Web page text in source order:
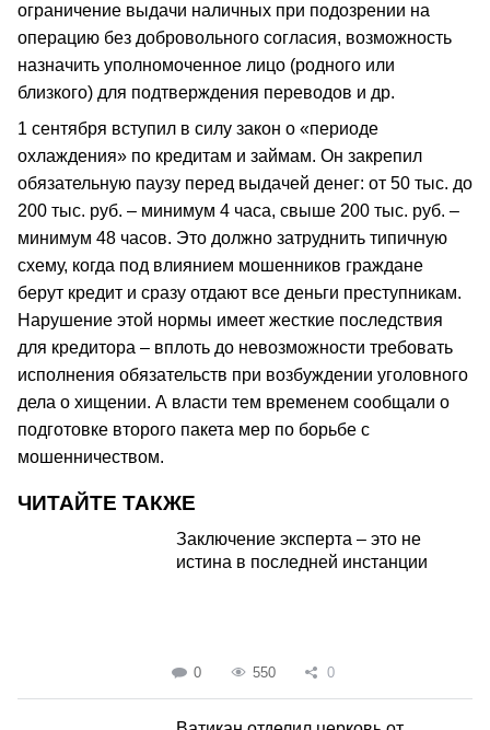
ограничение выдачи наличных при подозрении на
операцию без добровольного согласия, возможность
назначить уполномоченное лицо (родного или
близкого) для подтверждения переводов и др. ​
1 сентября вступил в силу закон о «периоде
охлаждения» по кредитам и займам. Он закрепил
обязательную паузу перед выдачей денег: от 50 тыс. до
200 тыс. руб. – минимум 4 часа, свыше 200 тыс. руб. –
минимум 48 часов. Это должно затруднить типичную
схему, когда под влиянием мошенников граждане
берут кредит и сразу отдают все деньги преступникам.
Нарушение этой нормы имеет жесткие последствия
для кредитора – вплоть до невозможности требовать
исполнения обязательств при возбуждении уголовного
дела о хищении. А власти тем временем сообщали о
подготовке второго пакета мер по борьбе с
мошенничеством.
ЧИТАЙТЕ ТАКЖЕ
Заключение эксперта – это не
истина в последней инстанции
0 550 0